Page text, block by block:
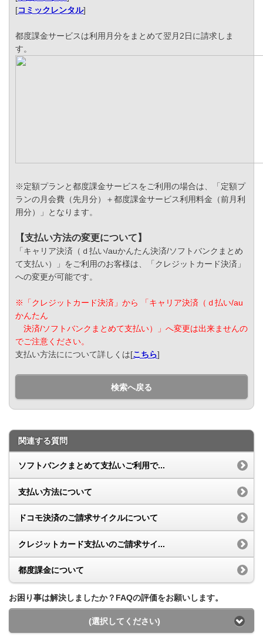
[コミックレンタル]
都度課金サービスは利用月分をまとめて翌月2日に請求しま
す。
※定額プランと都度課金サービスをご利用の場合は、「定額プ
ランの月会費（先月分）＋都度課金サービス利用料金（前月利
用分）」となります。
【支払い方法の変更について】
「キャリア決済（ｄ払い/auかんたん決済/ソフトバンクまとめ
て支払い）」をご利用のお客様は、「クレジットカード決済」
への変更が可能です。
※「クレジットカード決済」から 「キャリア決済（ｄ払い/au
かんたん
決済/ソフトバンクまとめて支払い）」へ変更は出来ませんの
でご注意ください。
支払い方法にについて詳しくは[こちら]
検索へ戻る
関連する質問
ソフトバンクまとめて支払いご利用で...
支払い方法について
ドコモ決済のご請求サイクルについて
クレジットカード支払いのご請求サイ...
都度課金について
お困り事は解決しましたか？FAQの評価をお願いします。
(選択してください)